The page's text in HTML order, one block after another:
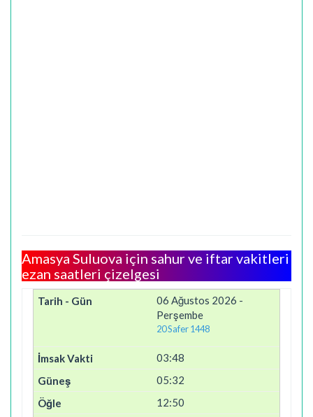
Amasya Suluova için sahur ve iftar vakitleri
ezan saatleri çizelgesi
06 Ağustos 2026 -
Perşembe
20 Safer 1448
03:48
05:32
12:50